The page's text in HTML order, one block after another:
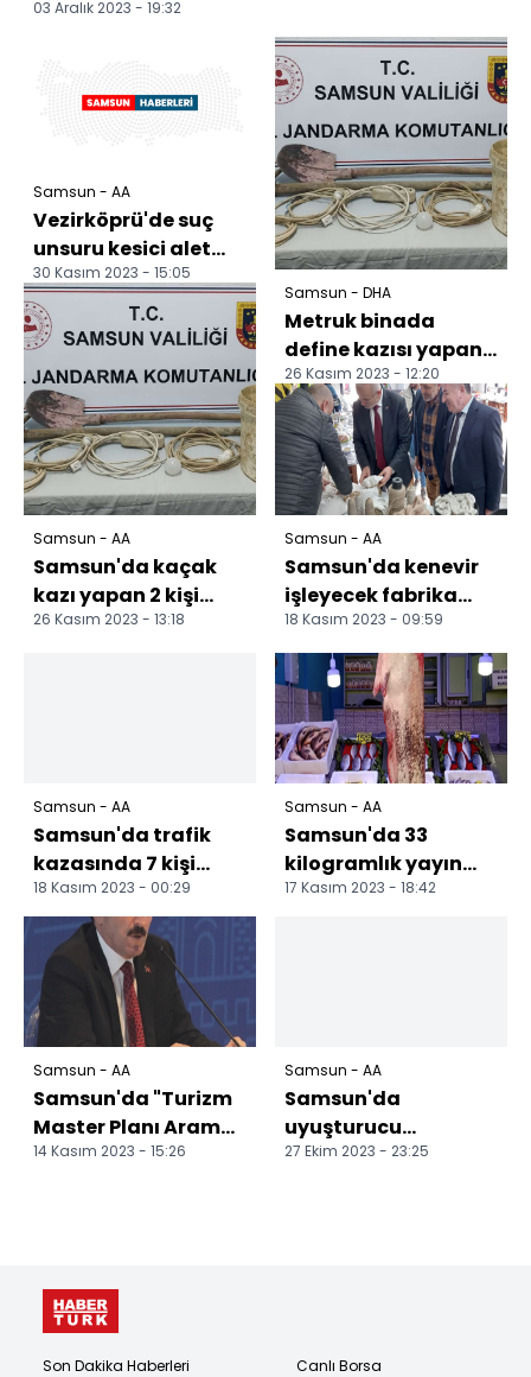
03 Aralık 2023 - 19:32
Samsun - AA
Vezirköprü'de suç
unsuru kesici alet
satan zanlı
yakalandı
30 Kasım 2023 - 15:05
Samsun - AA
Samsun'da kaçak
kazı yapan 2 kişi
suçüstü yakalandı
26 Kasım 2023 - 13:18
Samsun - DHA
Metruk binada
define kazısı yapan
baba-oğula suçüstü
26 Kasım 2023 - 12:20
Samsun - AA
Samsun'da kenevir
işleyecek fabrika
tanıtıldı
18 Kasım 2023 - 09:59
Samsun - AA
Samsun'da trafik
kazasında 7 kişi
yaralandı
18 Kasım 2023 - 00:29
Samsun - AA
Samsun'da 33
kilogramlık yayın
balığı yakalandı
17 Kasım 2023 - 18:42
Samsun - AA
Samsun'da "Turizm
Master Planı Arama
Konferansı"
14 Kasım 2023 - 15:26
Samsun - AA
Samsun'da
uyuşturucu
operasyonunda 3
27 Ekim 2023 - 23:25
Son Dakika Haberleri
Canlı Borsa